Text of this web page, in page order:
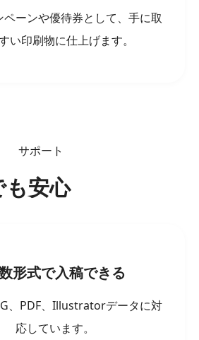
ペーンや優待券として、手に取
い印刷物に仕上げます。
サポート
安心
形式で入稿できる
、PDF、Illustratorデータに対
応しています。